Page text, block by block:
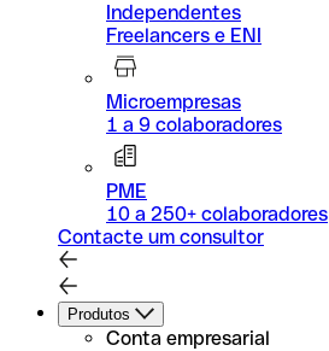
Independentes
Freelancers e ENI
Microempresas
1 a 9 colaboradores
PME
10 a 250+ colaboradores
Contacte um consultor
Produtos
Conta empresarial